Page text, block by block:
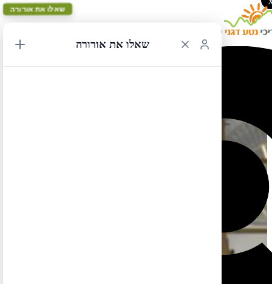
שאלו את אורורה
שאלו את אורורה